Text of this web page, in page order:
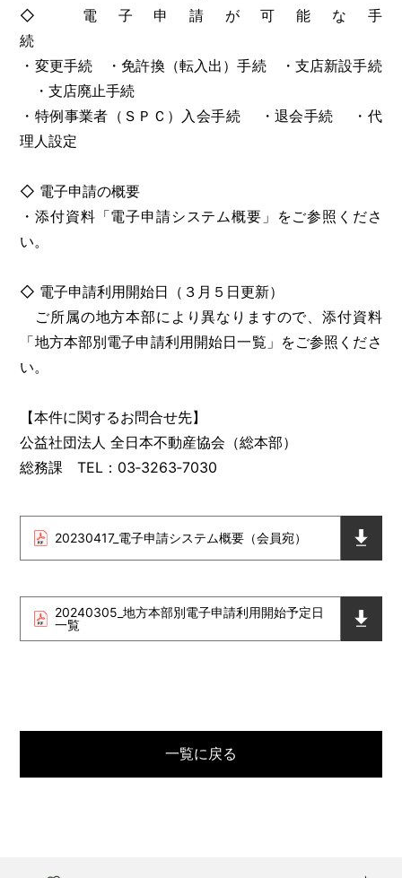
◇ 電子申請が可能な手
・変更手続 ・免許換（転入出）手続 ・支店新設手続
・支店廃止手続
・特例事業者（ＳＰＣ）入会手続 ・退会手続 ・代
理人設定
◇ 電子申請の概要
・添付資料「電子申請システム概要」をご参照くださ
い。
◇ 電子申請利用開始日（３月５日更新）
ご所属の地方本部により異なりますので、添付資料
「地方本部別電子申請利用開始日一覧」をご参照くださ
い。
【本件に関するお問合せ先】
公益社団法人 全日本不動産協会（総本部）
総務課 TEL：03‐3263‐7030
20230417_電子申請システム概要（会員宛）
20240305_地方本部別電子申請利用開始予定日
一覧
一覧に戻る